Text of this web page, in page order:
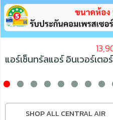
SHOP ALL CENTRAL AIR